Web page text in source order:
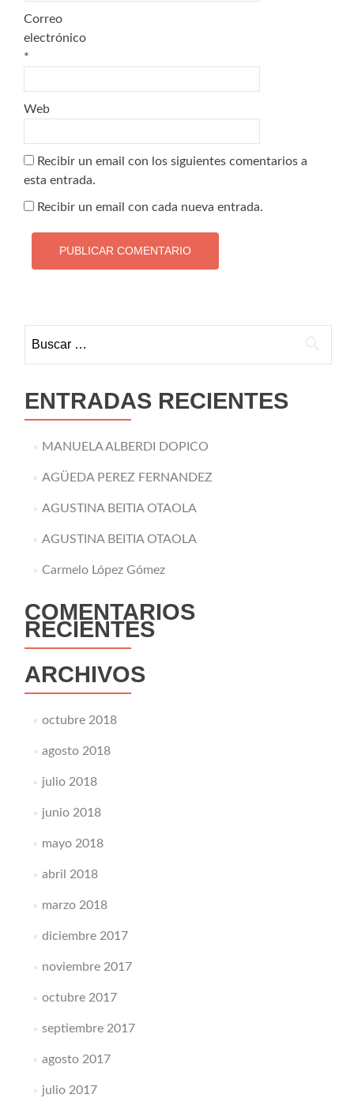
Correo
electrónico
*
Web
Recibir un email con los siguientes comentarios a
esta entrada.
Recibir un email con cada nueva entrada.
ENTRADAS RECIENTES
MANUELA ALBERDI DOPICO
AGÜEDA PEREZ FERNANDEZ
AGUSTINA BEITIA OTAOLA
AGUSTINA BEITIA OTAOLA
Carmelo López Gómez
COMENTARIOS
RECIENTES
ARCHIVOS
octubre 2018
agosto 2018
julio 2018
junio 2018
mayo 2018
abril 2018
marzo 2018
diciembre 2017
noviembre 2017
octubre 2017
septiembre 2017
agosto 2017
julio 2017